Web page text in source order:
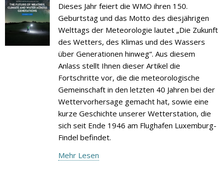
Dieses Jahr feiert die WMO ihren 150.
Geburtstag und das Motto des diesjährigen
Welttags der Meteorologie lautet „Die Zukunft
des Wetters, des Klimas und des Wassers
über Generationen hinweg“. Aus diesem
Anlass stellt Ihnen dieser Artikel die
Fortschritte vor, die die meteorologische
Gemeinschaft in den letzten 40 Jahren bei der
Wettervorhersage gemacht hat, sowie eine
kurze Geschichte unserer Wetterstation, die
sich seit Ende 1946 am Flughafen Luxemburg-
Findel befindet.
Mehr Lesen